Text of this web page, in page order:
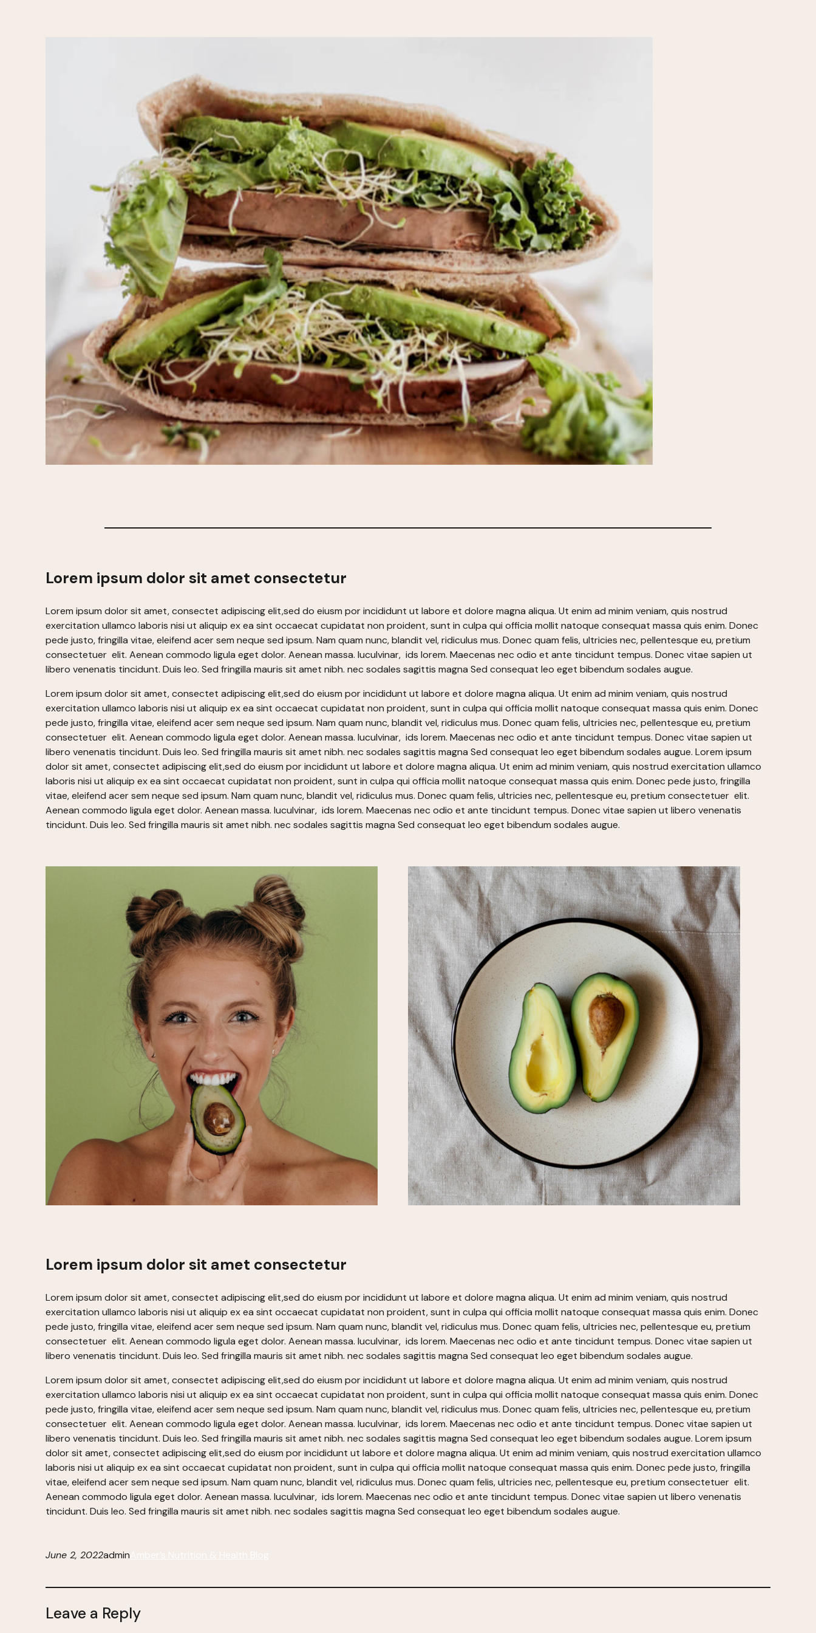
Lorem ipsum dolor sit amet consectetur
Lorem ipsum dolor sit amet, consectet adipiscing elit,sed do eiusm por incididunt ut labore et dolore magna aliqua. Ut enim ad minim veniam, quis nostrud
exercitation ullamco laboris nisi ut aliquip ex ea sint occaecat cupidatat non proident, sunt in culpa qui officia mollit natoque consequat massa quis enim. Donec
pede justo, fringilla vitae, eleifend acer sem neque sed ipsum. Nam quam nunc, blandit vel, ridiculus mus. Donec quam felis, ultricies nec, pellentesque eu, pretium
consectetuer elit. Aenean commodo ligula eget dolor. Aenean massa. luculvinar, ids lorem. Maecenas nec odio et ante tincidunt tempus. Donec vitae sapien ut
libero venenatis tincidunt. Duis leo. Sed fringilla mauris sit amet nibh. nec sodales sagittis magna Sed consequat leo eget bibendum sodales augue.
Lorem ipsum dolor sit amet, consectet adipiscing elit,sed do eiusm por incididunt ut labore et dolore magna aliqua. Ut enim ad minim veniam, quis nostrud
exercitation ullamco laboris nisi ut aliquip ex ea sint occaecat cupidatat non proident, sunt in culpa qui officia mollit natoque consequat massa quis enim. Donec
pede justo, fringilla vitae, eleifend acer sem neque sed ipsum. Nam quam nunc, blandit vel, ridiculus mus. Donec quam felis, ultricies nec, pellentesque eu, pretium
consectetuer elit. Aenean commodo ligula eget dolor. Aenean massa. luculvinar, ids lorem. Maecenas nec odio et ante tincidunt tempus. Donec vitae sapien ut
libero venenatis tincidunt. Duis leo. Sed fringilla mauris sit amet nibh. nec sodales sagittis magna Sed consequat leo eget bibendum sodales augue. Lorem ipsum
dolor sit amet, consectet adipiscing elit,sed do eiusm por incididunt ut labore et dolore magna aliqua. Ut enim ad minim veniam, quis nostrud exercitation ullamco
laboris nisi ut aliquip ex ea sint occaecat cupidatat non proident, sunt in culpa qui officia mollit natoque consequat massa quis enim. Donec pede justo, fringilla
vitae, eleifend acer sem neque sed ipsum. Nam quam nunc, blandit vel, ridiculus mus. Donec quam felis, ultricies nec, pellentesque eu, pretium consectetuer elit.
Aenean commodo ligula eget dolor. Aenean massa. luculvinar, ids lorem. Maecenas nec odio et ante tincidunt tempus. Donec vitae sapien ut libero venenatis
tincidunt. Duis leo. Sed fringilla mauris sit amet nibh. nec sodales sagittis magna Sed consequat leo eget bibendum sodales augue.
Lorem ipsum dolor sit amet consectetur
Lorem ipsum dolor sit amet, consectet adipiscing elit,sed do eiusm por incididunt ut labore et dolore magna aliqua. Ut enim ad minim veniam, quis nostrud
exercitation ullamco laboris nisi ut aliquip ex ea sint occaecat cupidatat non proident, sunt in culpa qui officia mollit natoque consequat massa quis enim. Donec
pede justo, fringilla vitae, eleifend acer sem neque sed ipsum. Nam quam nunc, blandit vel, ridiculus mus. Donec quam felis, ultricies nec, pellentesque eu, pretium
consectetuer elit. Aenean commodo ligula eget dolor. Aenean massa. luculvinar, ids lorem. Maecenas nec odio et ante tincidunt tempus. Donec vitae sapien ut
libero venenatis tincidunt. Duis leo. Sed fringilla mauris sit amet nibh. nec sodales sagittis magna Sed consequat leo eget bibendum sodales augue.
Lorem ipsum dolor sit amet, consectet adipiscing elit,sed do eiusm por incididunt ut labore et dolore magna aliqua. Ut enim ad minim veniam, quis nostrud
exercitation ullamco laboris nisi ut aliquip ex ea sint occaecat cupidatat non proident, sunt in culpa qui officia mollit natoque consequat massa quis enim. Donec
pede justo, fringilla vitae, eleifend acer sem neque sed ipsum. Nam quam nunc, blandit vel, ridiculus mus. Donec quam felis, ultricies nec, pellentesque eu, pretium
consectetuer elit. Aenean commodo ligula eget dolor. Aenean massa. luculvinar, ids lorem. Maecenas nec odio et ante tincidunt tempus. Donec vitae sapien ut
libero venenatis tincidunt. Duis leo. Sed fringilla mauris sit amet nibh. nec sodales sagittis magna Sed consequat leo eget bibendum sodales augue. Lorem ipsum
dolor sit amet, consectet adipiscing elit,sed do eiusm por incididunt ut labore et dolore magna aliqua. Ut enim ad minim veniam, quis nostrud exercitation ullamco
laboris nisi ut aliquip ex ea sint occaecat cupidatat non proident, sunt in culpa qui officia mollit natoque consequat massa quis enim. Donec pede justo, fringilla
vitae, eleifend acer sem neque sed ipsum. Nam quam nunc, blandit vel, ridiculus mus. Donec quam felis, ultricies nec, pellentesque eu, pretium consectetuer elit.
Aenean commodo ligula eget dolor. Aenean massa. luculvinar, ids lorem. Maecenas nec odio et ante tincidunt tempus. Donec vitae sapien ut libero venenatis
tincidunt. Duis leo. Sed fringilla mauris sit amet nibh. nec sodales sagittis magna Sed consequat leo eget bibendum sodales augue.
June 2, 2022admin
Leave a Reply